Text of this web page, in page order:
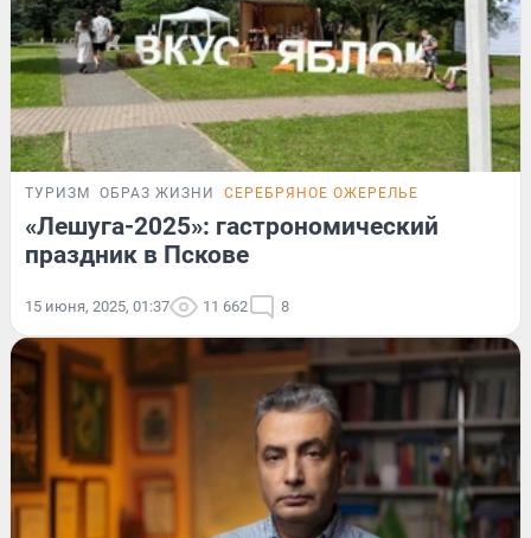
ТУРИЗМ ОБРАЗ ЖИЗНИ СЕРЕБРЯНОЕ ОЖЕРЕЛЬЕ
«Лешуга-2025»: гастрономический
праздник в Пскове
15 июня, 2025, 01:37 11 662 8